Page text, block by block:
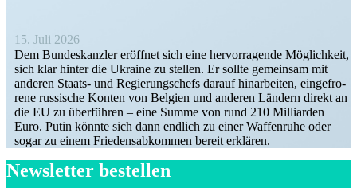
15. Juli 2026
Dem Bun­des­kanz­ler eröff­net sich eine her­vor­ra­gende Mög­lich­keit,
sich klar hinter die Ukraine zu stellen. Er sollte gemein­sam mit
anderen Staats- und Regie­rungs­chefs darauf hin­ar­bei­ten, ein­ge­fro­
rene rus­si­sche Konten von Belgien und anderen Ländern direkt an
die EU zu über­füh­ren – eine Summe von rund 210 Mil­li­ar­den
Euro. Putin könnte sich dann endlich zu einer Waf­fen­ruhe oder
sogar zu einem Frie­dens­ab­kom­men bereit erklären.
Newsletter bestellen